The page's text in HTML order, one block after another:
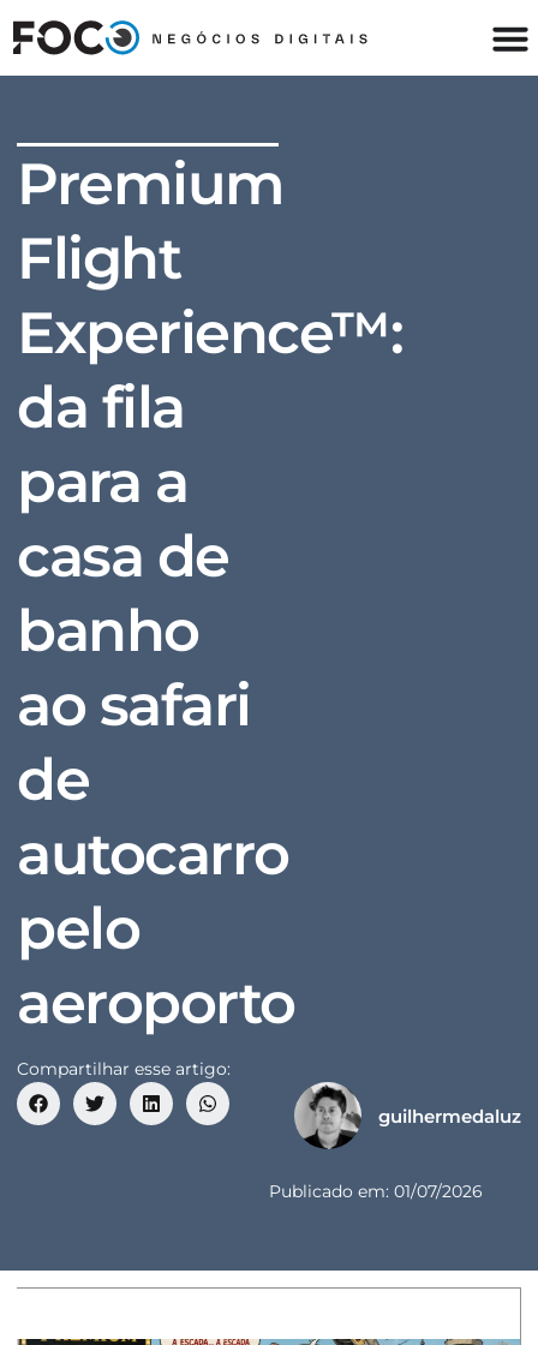
Premium
Flight
Experience™:
da fila
para a
casa de
banho
ao safari
de
autocarro
pelo
aeroporto
Compartilhar esse artigo:
guilhermedaluz
Publicado em: 01/07/2026